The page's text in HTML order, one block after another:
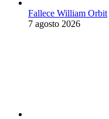
Fallece William Orbit
7 agosto 2026